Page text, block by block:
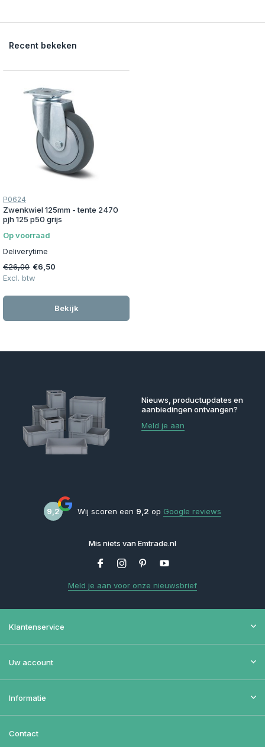
Recent bekeken
P0624
Zwenkwiel 125mm - tente 2470
pjh 125 p50 grijs
Op voorraad
Deliverytime
€26,00 €6,50
Excl. btw
Bekijk
Nieuws, productupdates en
aanbiedingen ontvangen?
Meld je aan
9,2 Wij scoren een 9,2 op Google reviews
Mis niets van Emtrade.nl
Meld je aan voor onze nieuwsbrief
Klantenservice
Uw account
Informatie
Contact